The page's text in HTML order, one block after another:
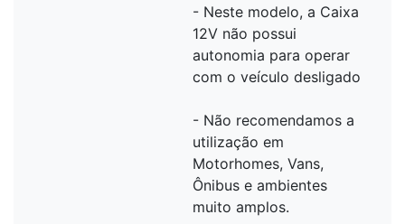
- Neste modelo, a Caixa
12V não possui
autonomia para operar
com o veículo desligado
- Não recomendamos a
utilização em
Motorhomes, Vans,
Ônibus e ambientes
muito amplos.